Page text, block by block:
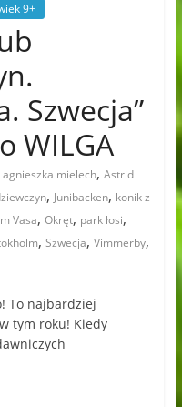
9+
Szwecja”
WILGA
agnieszka mielech, Astrid
, Junibacken, konik z
Vasa, Okręt, park łosi,
, Szwecja, Vimmerby,
To najbardziej
tym roku! Kiedy